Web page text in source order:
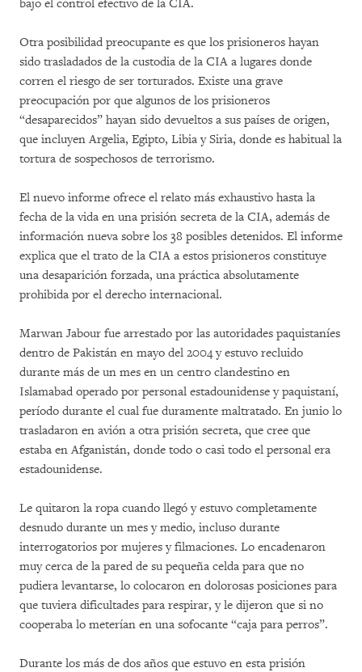
bajo el control efectivo de la CIA.
Otra posibilidad preocupante es que los prisioneros hayan
sido trasladados de la custodia de la CIA a lugares donde
corren el riesgo de ser torturados. Existe una grave
preocupación por que algunos de los prisioneros
“desaparecidos” hayan sido devueltos a sus países de origen,
que incluyen Argelia, Egipto, Libia y Siria, donde es habitual la
tortura de sospechosos de terrorismo.
El nuevo informe ofrece el relato más exhaustivo hasta la
fecha de la vida en una prisión secreta de la CIA, además de
información nueva sobre los 38 posibles detenidos. El informe
explica que el trato de la CIA a estos prisioneros constituye
una desaparición forzada, una práctica absolutamente
prohibida por el derecho internacional.
Marwan Jabour fue arrestado por las autoridades paquistaníes
dentro de Pakistán en mayo del 2004 y estuvo recluido
durante más de un mes en un centro clandestino en
Islamabad operado por personal estadounidense y paquistaní,
período durante el cual fue duramente maltratado. En junio lo
trasladaron en avión a otra prisión secreta, que cree que
estaba en Afganistán, donde todo o casi todo el personal era
estadounidense.
Le quitaron la ropa cuando llegó y estuvo completamente
desnudo durante un mes y medio, incluso durante
interrogatorios por mujeres y filmaciones. Lo encadenaron
muy cerca de la pared de su pequeña celda para que no
pudiera levantarse, lo colocaron en dolorosas posiciones para
que tuviera dificultades para respirar, y le dijeron que si no
cooperaba lo meterían en una sofocante “caja para perros”.
Durante los más de dos años que estuvo en esta prisión